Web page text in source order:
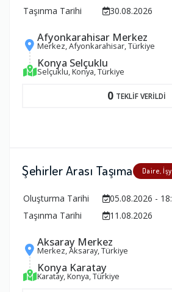
Taşınma Tarihi
30.08.2026
Afyonkarahisar Merkez
Merkez, Afyonkarahisar, Türkiye
Konya Selçuklu
Selçuklu, Konya, Türkiye
0 TEKLİF VERİLDİ
Şehirler Arası Taşıma Daire,
Oluşturma Tarihi
05.08.2026 -
Taşınma Tarihi
11.08.2026
Aksaray Merkez
Merkez, Aksaray, Türkiye
Konya Karatay
Karatay, Konya, Türkiye